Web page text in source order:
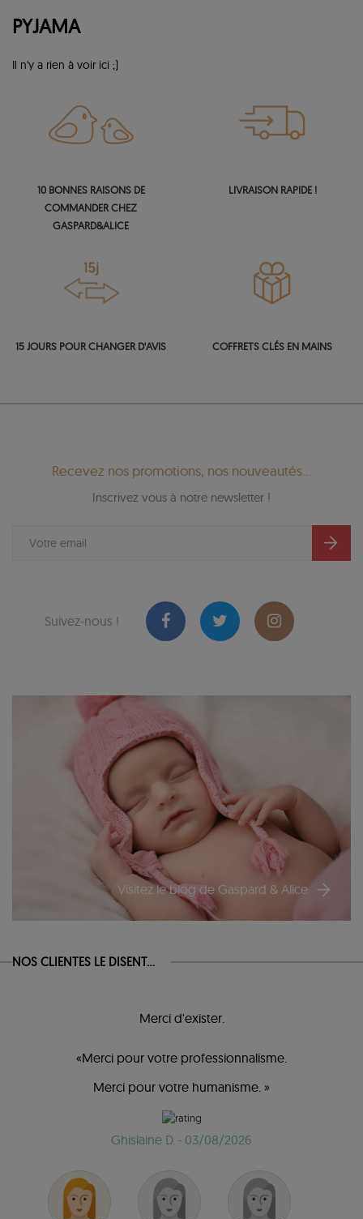
PYJAMA
Il n'y a rien à voir ici ;)
10 BONNES RAISONS DE
COMMANDER CHEZ
GASPARD&ALICE
LIVRAISON RAPIDE !
15 JOURS POUR CHANGER D'AVIS COFFRETS CLÉS EN MAINS
Recevez nos promotions, nos nouveautés...
Inscrivez vous à notre newsletter !
Suivez-nous !
Visitez le blog de Gaspard & Alice
NOS CLIENTES LE DISENT...
Merci d'exister.
«Merci pour votre professionnalisme.
Merci pour votre humanisme. »
Ghislaine D. - 03/08/2026